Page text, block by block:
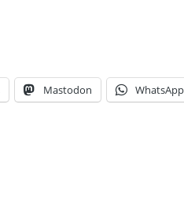
Mastodon WhatsApp